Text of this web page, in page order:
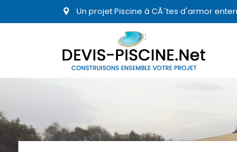
Un projet Piscine à CÃ´tes d'armor